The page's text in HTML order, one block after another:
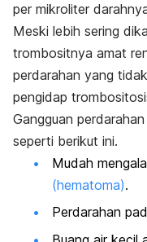
per mikroliter
Meski lebih sering
trombositnya amat
perdarahan yang
pengidap
Gangguan
seperti berikut ini.
Mudah
(hematoma).
Perdarahan